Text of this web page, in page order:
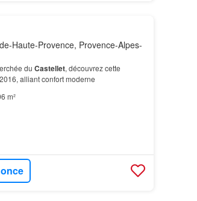
Haute-Provence, Provence-Alpes-
du Castellet, découvrez cette
alliant confort moderne
m²